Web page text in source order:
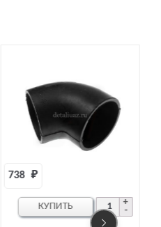
527 ₽
КУПИТЬ